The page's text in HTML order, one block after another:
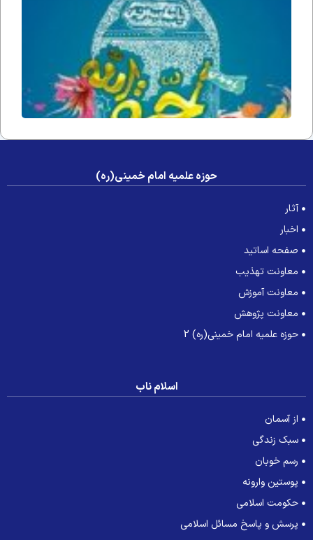
حوزه علمیه امام خمینی(ره)
آثار
اخبار
صفحه اساتید
معاونت تهذیب
معاونت آموزش
معاونت پژوهش
حوزه علمیه امام خمینی(ره) 2
اسلام ناب
از آسمان
سبک زندگی
رسم خوبان
پوستین وارونه
حکومت اسلامی
پرسش و پاسخ مسائل اسلامی